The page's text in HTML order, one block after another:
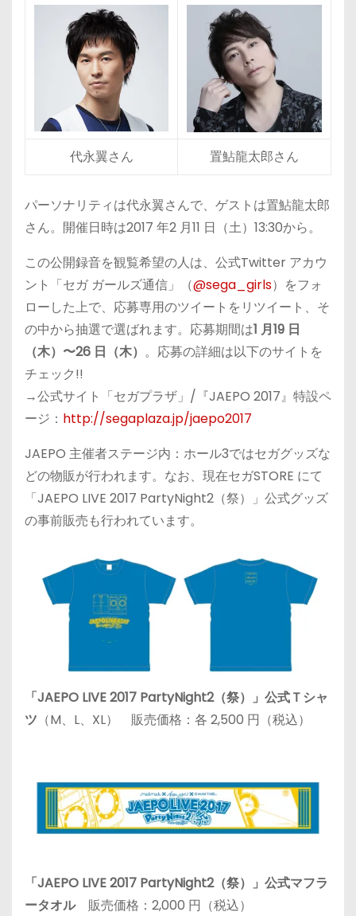
代永翼さん 置鮎龍太郎さん
パーソナリティは代永翼さんで、ゲストは置鮎龍太郎
さん。開催日時は2017 年2 月11 日（土）13:30から。
この公開録音を観覧希望の人は、公式Twitter アカウ
ント「セガ ガールズ通信」（@sega_girls）をフォ
ローした上で、応募専用のツイートをリツイート、そ
の中から抽選で選ばれます。応募期間は1 月19 日
（⽊）〜26 日（⽊） 。応募の詳細は以下のサイトを
チェック!!
→公式サイト「セガプラザ」/『JAEPO 2017』特設ペ
ージ： http://segaplaza.jp/jaepo2017
JAEPO 主催者ステージ内：ホール3ではセガグッズな
どの物販が行われます。なお、現在セガSTORE にて
「JAEPO LIVE 2017 PartyNight2（祭）」公式グッズ
の事前販売も行われています。
「JAEPO LIVE 2017 PartyNight2（祭）」公式Ｔシャ
ツ （M、L、XL） 販売価格：各 2,500 円（税込）
「JAEPO LIVE 2017 PartyNight2（祭）」公式マフラ
ータオル 販売価格：2,000 円（税込）